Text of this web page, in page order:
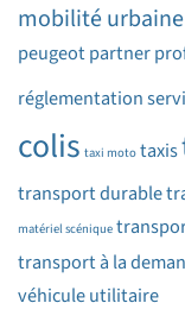
mobilité urbaine
peugeot partner
réglementation
colis taxi moto taxis
transport durable
matériel scénique
transport à la
véhicule utilitaire